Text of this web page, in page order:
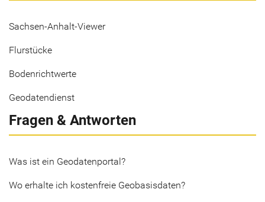
Sachsen-Anhalt-Viewer
Flurstücke
Bodenrichtwerte
Geodatendienst
Fragen & Antworten
Was ist ein Geodatenportal?
Wo erhalte ich kostenfreie Geobasisdaten?